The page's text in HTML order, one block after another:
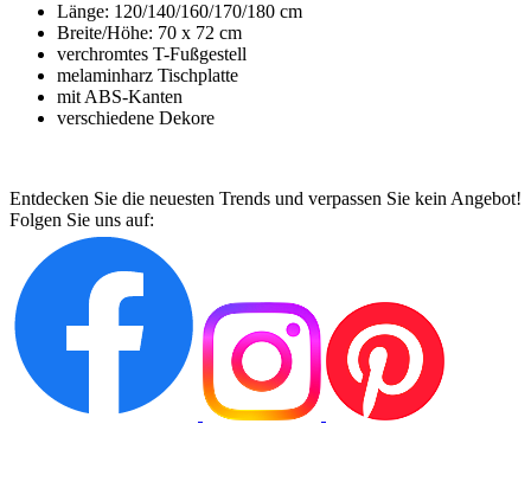
Länge: 120/140/160/170/180 cm
Breite/Höhe: 70 x 72 cm
verchromtes T-Fußgestell
melaminharz Tischplatte
mit ABS-Kanten
verschiedene Dekore
Entdecken Sie die neuesten Trends und verpassen Sie kein Angebot!
Folgen Sie uns auf: